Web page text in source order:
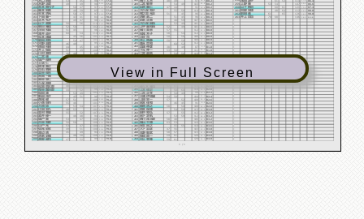
View in Full Screen
84.0
59 61 120 36.0
99 19.2 79.8 250 村上 幸隆
200 渡部 健司 47 52
84.0
59 61 120 36.0
106 26.4 79.6 249 笹田 直一
199 清家 史儀 48 58
83.8
58 57 115 31.2
94 14.4 79.6 248 丸野 聖武
198 渡辺 靖 45 49
83.8
47 56 103 19.2
100 20.4 79.6 247 大下 忠彦
197 信尾 道孝 49 51
83.6
55 55 110 26.4
100 20.4 79.6 采女 昌之
山戸 光 53 47
83.6
63 53 116 32.4
100 20.4 79.6 245 福山 千博
195 古谷 和彦 50 50
83.2
58 106 22.8
100 20.4 79.6 西川 深太郎
城戸 豊 53 47
83.2
53 59 112
79.6 岩下 定軌
酒井 修一 46 48
83.2
57 55 112 28.8
107 27.6 79.4 242 田中 和弘
192 奥村 幸恵 55 52
83.0
54 59 113 30.0
101 21.6 79.4 241 橋本 保徳
191 辻田 忠久 48 53
82.8
58 50 108 25.2
107 27.6 79.4 240 菊池 清之
190 大橋 稔 53 54
82.6
46 45 91 8.4
101 21.6 79.4 239 岩本 佳和
189 小西 得市 55 46
82.6
57 52 109 26.4
108 28.8 79.2 238 上田 栄一
188 西尾 健 57 51
82.4
54 50 104 21.6
96 16.8 79.2 237 三浦 伊佐雄
187 新田 祐介 45 51
82.2
50 49 99 16.8
102 22.8 79.2 236 二宮 正孝
186 船田 康 53 49
82.0
58 60 118 36.0
96 16.8 79.2 235 上本 儀史
185 桜谷 龍治郎 44 52
184 松岡 慎太郎 48
183 久保 真理 52
182 藤原 郁仁 47
81.8
50 25.2
酒井 孝明
吉岡 一典
81.8
61 25.2
79.0 230 西野 不可止
180 奥谷 俊夫
81.6
55 32.4
79.0 福山 藤雄
白石 暁男
柳澤 春之
土居 仁
176 城戸 俊明 44
175 二宮 康 46
81.2
54 56 110 28.8
88 9.6 78.4 224 二宮 嘉秋
174 川村 豊燃 40 48
81.0
53 58 111 30.0
100 21.6 78.4 223 下元 伸一
173 井上 保志 51 49
81.0
38 49 87 6.0
89 10.8 78.2 222 兵頭 伸彦
172 德田 裕樹 44 45
80.8
60 52 112 31.2
95 16.8 78.2 221 森永 貴和
171 河野 高徳 46 49
80.8
50 50 100 19.2
101 22.8 78.2 220 井上 時春
170 脇田 照弥 54 47
80.8
50 56 106 25.2
101 22.8 78.2 219 三好 司
169 松本 達雄 45 56
80.8
58 54 112 31.2
114 36.0 78.0 218 松尾 芳子
澤井 貞子 60 54
80.8
57 55 112 31.2
96 18.0 78.0 217 梶川 美惠
167 浮田 和廣 51 45
80.6
52 49 101 20.4
102 24.0 78.0 上甲 基知由
朝日 雅信 52 50
80.6
52 49 101 20.4
114 36.0 78.0 215 大久保 興而
165 山下 金繁 58 56
80.6
59 107 26.4
96 18.0 78.0 浜名 正喜
正木 礼子 49 47
146
80.4 263 井上 哲也 78 68
51 45 96
78.0 清家 勇二
下田 義一 43 41
65 126 36.0 90.0
80.4 前田 進 61
51 45 96 15.6
97 19.2 77.8 212 猪之奥 光正
杉本 清光 50 47
64 112 24.0 88.0
80.4 261 阿部 栄徳 48
55 59 114 33.6
85 7.2 77.8 211 大久保 和子
161 藤本 曉美 46 39
61 121 33.6 87.4
80.2 260 山下 新治 60
47 44 91 10.8
97 19.2 77.8 210 出渕 義仁
160 宮本 香代子 50 47
107 20.4 86.6
80.2 259 上野 隆 53 54
54 49 103 22.8
98 20.4 77.6 209 二宮 敏幸
159 水野 正彦 49 49
1 / 1